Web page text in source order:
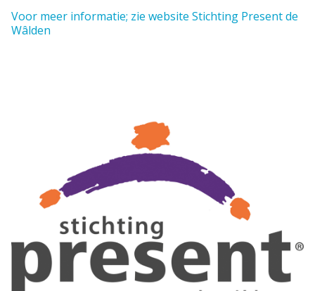
Voor meer informatie; zie website Stichting Present de
Wâlden